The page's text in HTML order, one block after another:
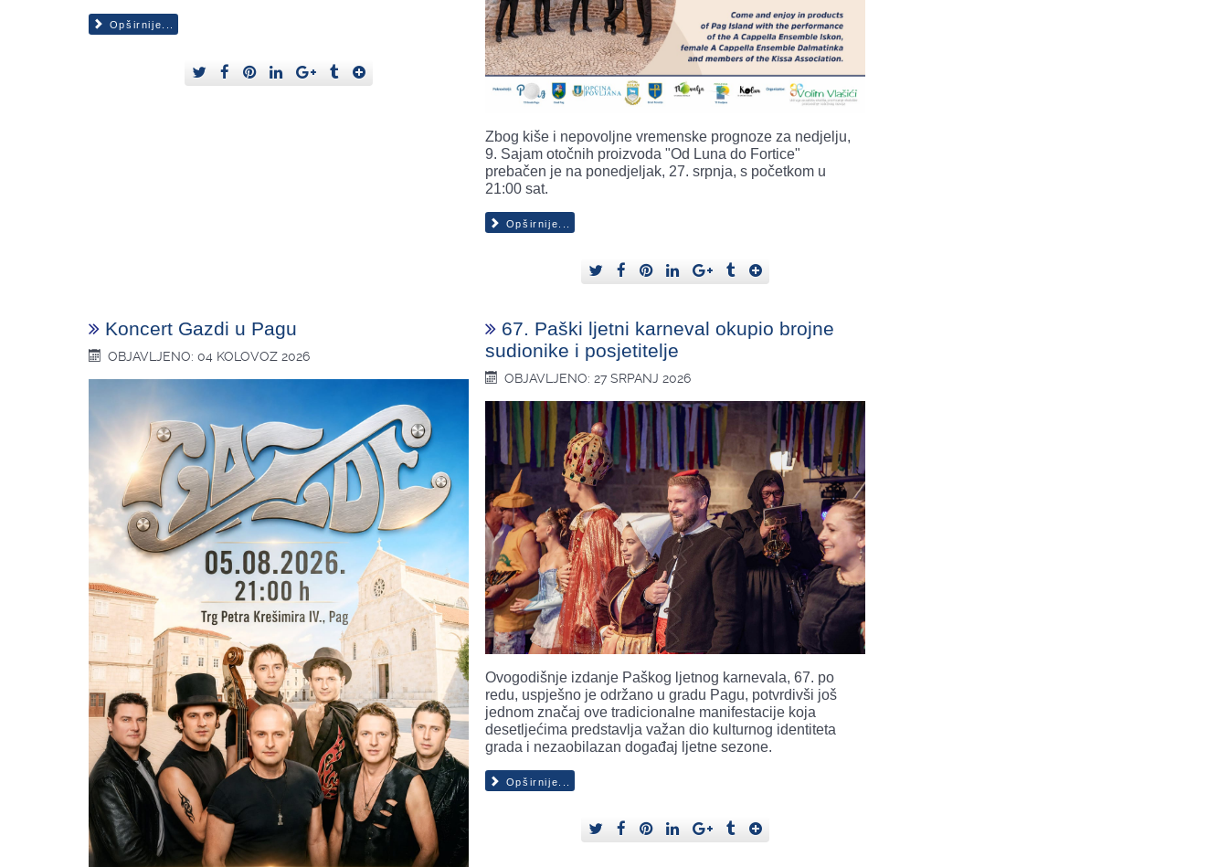
Opširnije...
Zbog kiše i nepovoljne vremenske prognoze za nedjelju,
9. Sajam otočnih proizvoda "Od Luna do Fortice"
prebačen je na ponedjeljak, 27. srpnja, s početkom u
21:00 sat.
Opširnije...
Koncert Gazdi u Pagu
OBJAVLJENO: 04 KOLOVOZ 2026
67. Paški ljetni karneval okupio brojne
sudionike i posjetitelje
OBJAVLJENO: 27 SRPANJ 2026
Ovogodišnje izdanje Paškog ljetnog karnevala, 67. po
redu, uspješno je održano u gradu Pagu, potvrdivši još
jednom značaj ove tradicionalne manifestacije koja
desetljećima predstavlja važan dio kulturnog identiteta
grada i nezaobilazan događaj ljetne sezone.
Opširnije...